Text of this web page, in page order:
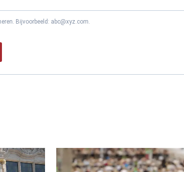
Bijvoorbeeld: abc@xyz.com.